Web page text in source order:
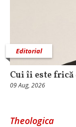
Editorial
Cui îi este
09 Aug, 2026
Theologica